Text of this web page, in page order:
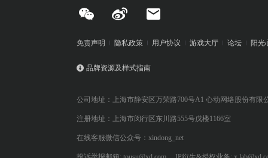
免责声明 隐私政策 用户协议 游戏大厅 论坛 阳光
品牌资源及样式指南
公司地址：上海市静安区万荣路700号A1 心动网络股份有限
注册地址：上海市闵行区东川路555号戊楼1166室
在线客服微信公众号：xindong_net